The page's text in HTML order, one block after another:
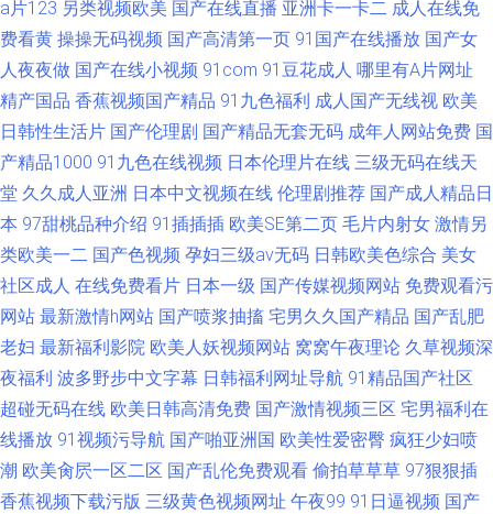
a片123 另类视频欧美 国产在线直播 亚洲卡一卡二 成人在线免
费看黄 操操无码视频 国产高清第一页 91国产在线播放 国产女
人夜夜做 国产在线小视频 91com 91豆花成人 哪里有A片网址
精产国品 香蕉视频国产精品 91九色福利 成人国产无线视 欧美
日韩性生活片 国产伦理剧 国产精品无套无码 成年人网站免费 国
产精品1000 91九色在线视频 日本伦理片在线 三级无码在线天
堂 久久成人亚洲 日本中文视频在线 伦理剧推荐 国产成人精品日
本 97甜桃品种介绍 91插插插 欧美SE第二页 毛片内射女 激情另
类欧美一二 国产色视频 孕妇三级av无码 日韩欧美色综合 美女
社区成人 在线免费看片 日本一级 国产传媒视频网站 免费观看污
网站 最新激情h网站 国产喷浆抽搐 宅男久久国产精品 国产乱肥
老妇 最新福利影院 欧美人妖视频网站 窝窝午夜理论 久草视频深
夜福利 波多野步中文字幕 日韩福利网址导航 91精品国产社区
超碰无码在线 欧美日韩高清免费 国产激情视频三区 宅男福利在
线播放 91视频污导航 国产啪亚洲国 欧美性爱密臀 疯狂少妇喷
潮 欧美肏屄一区二区 国产乱伦免费观看 偷拍草草草 97狠狠插
香蕉视频下载污版 三级黄色视频网址 午夜99 91日逼视频 国产